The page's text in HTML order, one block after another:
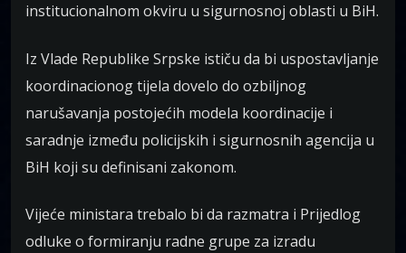
institucionalnom okviru u sigurnosnoj oblasti u BiH.
Iz Vlade Republike Srpske ističu da bi uspostavljanje
koordinacionog tijela dovelo do ozbiljnog
narušavanja postojećih modela koordinacije i
saradnje između policijskih i sigurnosnih agencija u
BiH koji su definisani zakonom.
Vijeće ministara trebalo bi da razmatra i Prijedlog
odluke o formiranju radne grupe za izradu